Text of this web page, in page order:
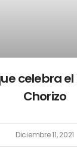
celebra el
Chorizo
Diciembre 11, 2021